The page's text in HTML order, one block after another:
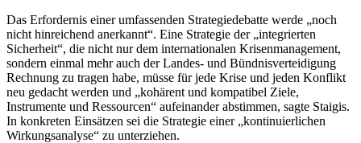
Das Erfordernis einer umfassenden Strategiedebatte werde „noch
nicht hinreichend anerkannt“. Eine Strategie der „integrierten
Sicherheit“, die nicht nur dem internationalen Krisenmanagement,
sondern einmal mehr auch der Landes- und Bündnisverteidigung
Rechnung zu tragen habe, müsse für jede Krise und jeden Konflikt
neu gedacht werden und „kohärent und kompatibel Ziele,
Instrumente und Ressourcen“ aufeinander abstimmen, sagte Staigis.
In konkreten Einsätzen sei die Strategie einer „kontinuierlichen
Wirkungsanalyse“ zu unterziehen.